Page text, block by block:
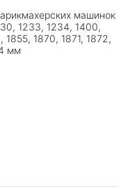
машинок
1233, 1234, 1400,
1870, 1871, 1872,
мм